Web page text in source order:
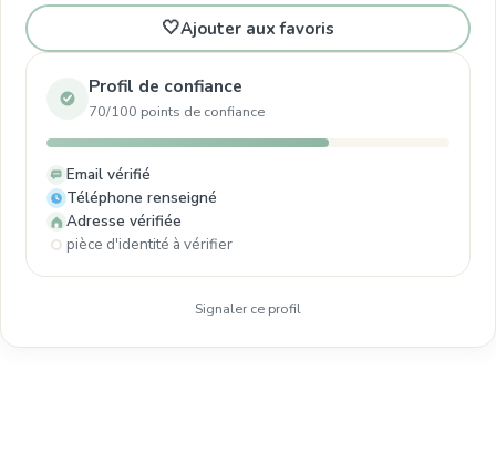
🤍Ajouter aux favoris
Profil de confiance
70/100 points de confiance
Email vérifié
Téléphone renseigné
Adresse vérifiée
pièce d'identité à vérifier
Signaler ce profil